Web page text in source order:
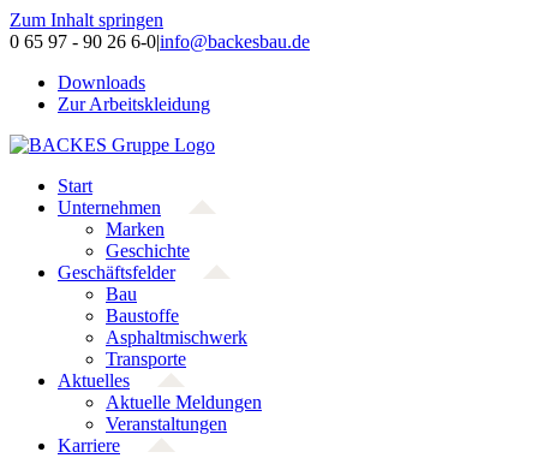
Zum Inhalt springen
0 65 97 - 90 26 6-0|info@backesbau.de
Downloads
Zur Arbeitskleidung
Start
Unternehmen
Marken
Geschichte
Geschäftsfelder
Bau
Baustoffe
Asphaltmischwerk
Transporte
Aktuelles
Aktuelle Meldungen
Veranstaltungen
Karriere